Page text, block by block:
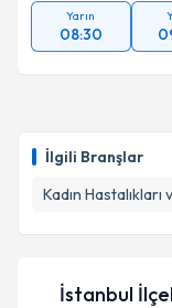
İlgili Branşlar
Kadın Hastalıkları
Yarın
08:30
İstanbul